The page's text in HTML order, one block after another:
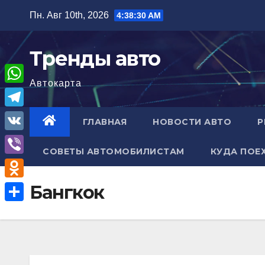
содержимому
Пн. Авг 10th, 2026 4:38:31 AM
Тренды авто
Автокарта
ГЛАВНАЯ НОВОСТИ АВТО
СОВЕТЫ АВТОМОБИЛИСТАМ КУДА
Бангкок
W
h
a
A
T
e
l
e
g
V
K
V
i
b
e
O